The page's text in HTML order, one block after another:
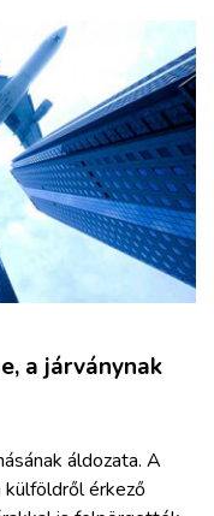
a járványnak
áldozata. A
külföldről érkező